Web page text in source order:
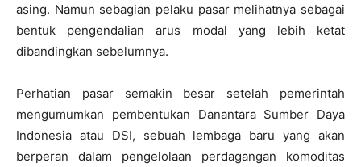
asing. Namun sebagian pelaku pasar melihatnya sebagai
bentuk pengendalian arus modal yang lebih ketat
dibandingkan sebelumnya.
Perhatian pasar semakin besar setelah pemerintah
mengumumkan pembentukan Danantara Sumber Daya
Indonesia atau DSI, sebuah lembaga baru yang akan
berperan dalam pengelolaan perdagangan komoditas